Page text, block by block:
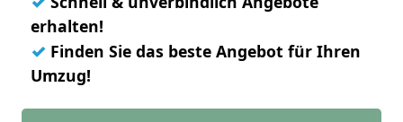
erhalten!
✓ Finden Sie das beste Angebot für Ihren
Umzug!